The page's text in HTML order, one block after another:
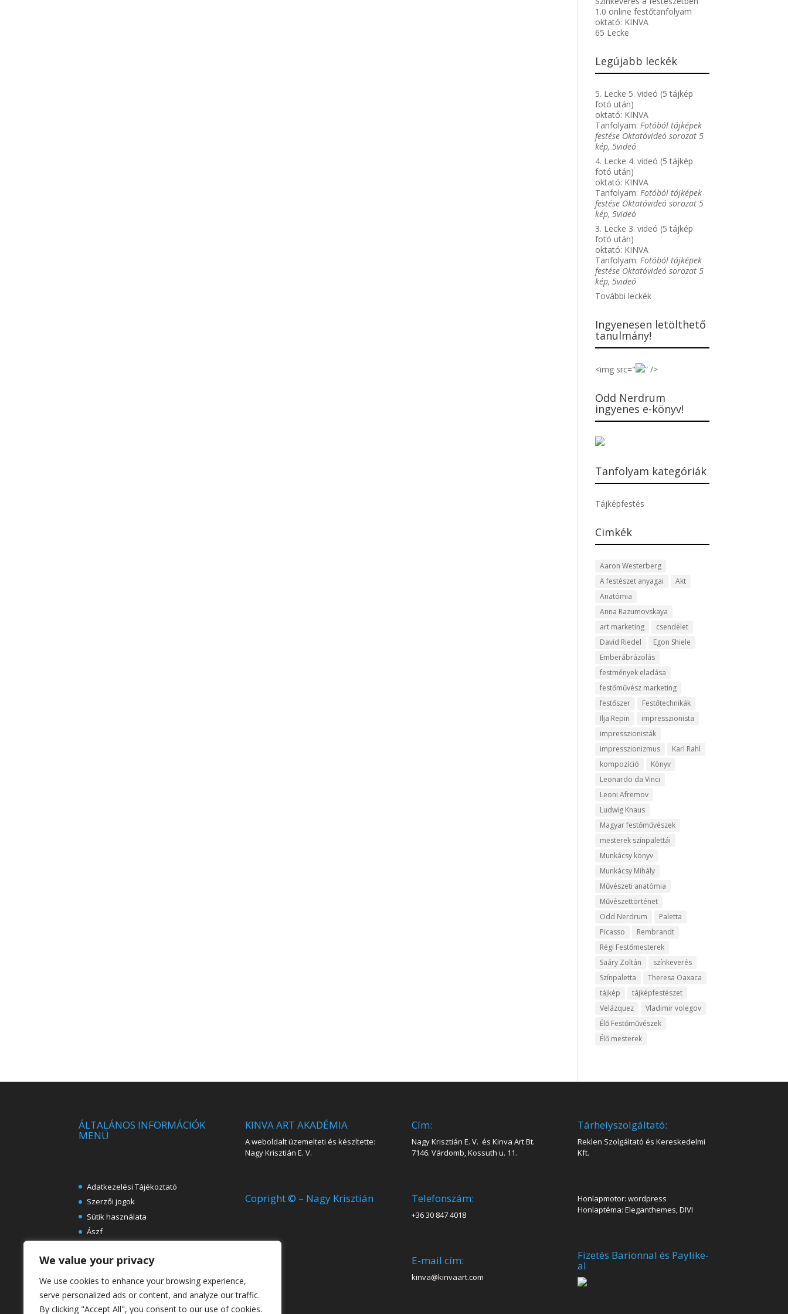
We value your privacy
We use cookies to enhance your browsing experience,
serve personalized ads or content, and analyze our traffic.
By clicking "Accept All", you consent to our use of cookies.
1.0 online festőtanfolyam
oktató: KINVA
65 Lecke
Legújabb leckék
5. Lecke 5. videó (5 tájkép
fotó után)
oktató: KINVA
Tanfolyam:Fotóból tájképek
festése Oktatóvideó sorozat 5
kép, 5videó
4. Lecke 4. videó (5 tájkép
fotó után)
oktató: KINVA
Tanfolyam:Fotóból tájképek
festése Oktatóvideó sorozat 5
kép, 5videó
3. Lecke 3. videó (5 tájkép
fotó után)
oktató: KINVA
Tanfolyam:Fotóból tájképek
festése Oktatóvideó sorozat 5
kép, 5videó
További leckék
Ingyenesen letölthető
tanulmány!
<img src=" ” />
Odd Nerdrum
ingyenes e-könyv!
Tanfolyam kategóriák
Tájképfestés
Cimkék
Aaron Westerberg
A festészet anyagai
Akt
Anatómia
Anna Razumovskaya
art marketing
csendélet
David Riedel
Egon Shiele
Emberábrázolás
festmények eladása
festőművész marketing
festőszer
Festőtechnikák
Ilja Repin
impresszionista
impresszionisták
impresszionizmus
Karl Rahl
kompozíció
Könyv
Leonardo da Vinci
Leoni Afremov
Ludwig Knaus
Magyar festőművészek
mesterek színpalettái
Munkácsy könyv
Munkácsy Mihály
Művészeti anatómia
Művészettörténet
Odd Nerdrum
Paletta
Picasso
Rembrandt
Régi Festőmesterek
Saáry Zoltán
színkeverés
Színpaletta
Theresa Oaxaca
tájkép
tájképfestészet
Velázquez
Vladimir volegov
Élő Festőművészek
Élő mesterek
ÁLTALÁNOS INFORMÁCIÓK
MENÜ
Adatkezelési Tájékoztató
Szerzői jogok
Sütik használata
Ászf
Ingyenes e-könyvek festészeti
Rólunk
KINVA ART AKADÉMIA
A weboldalt üzemelteti és készítette:
Nagy Krisztián E. V.
Copright © – Nagy Krisztián
Cím:
Nagy Krisztián E. V. és Kinva Art Bt.
7146. Várdomb, Kossuth u. 11.
Telefonszám:
+36 30 847 4018
E-mail cím:
kinva@kinvaart.com
Tárhelyszolgáltató:
Reklen Szolgáltató és Kereskedelmi
Kft.
Honlapmotor: wordpress
Honlaptéma: Eleganthemes, DIVI
Fizetés Barionnal és Paylike-
al